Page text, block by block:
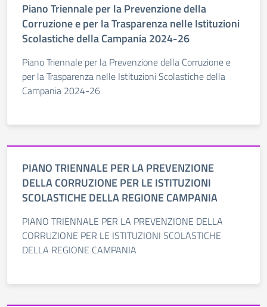
Piano Triennale per la Prevenzione della
Corruzione e per la Trasparenza nelle Istituzioni
Scolastiche della Campania 2024-26
Piano Triennale per la Prevenzione della Corruzione e
per la Trasparenza nelle Istituzioni Scolastiche della
Campania 2024-26
PIANO TRIENNALE PER LA PREVENZIONE
DELLA CORRUZIONE PER LE ISTITUZIONI
SCOLASTICHE DELLA REGIONE CAMPANIA
PIANO TRIENNALE PER LA PREVENZIONE DELLA
CORRUZIONE PER LE ISTITUZIONI SCOLASTICHE
DELLA REGIONE CAMPANIA